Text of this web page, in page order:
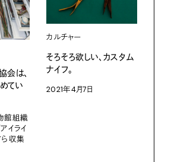
会は、
てい
館組織
イライ
ら収集
カルチャー
そろそろ欲しい、カスタム
ナイフ。
2021年4月7日